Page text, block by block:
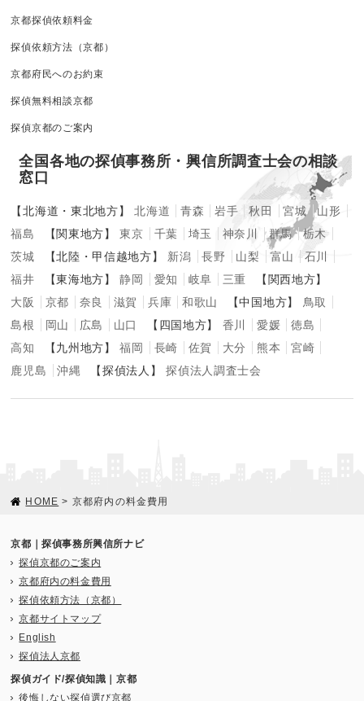
京都探偵依頼料金
探偵依頼方法（京都）
京都府民へのお約束
探偵無料相談京都
探偵京都のご案内
全国各地の探偵事務所・興信所調査士会の相談
窓口
【北海道・東北地方】 北海道 青森 岩手 秋田 宮城
山形
福島
【関東地方】 東京 千葉 埼玉 神奈川 群馬
栃木
茨城
【北陸・甲信越地方】 新潟 長野 山梨 富山
石川
福井
【東海地方】 静岡 愛知 岐阜 三重
【関西地方】
大阪
京都 奈良 滋賀 兵庫 和歌山 【中国地方】
鳥取
島根
岡山 広島 山口 【四国地方】 香川 愛媛
徳島
高知
【九州地方】 福岡 長崎 佐賀 大分 熊本
宮崎
鹿児島
沖縄 【探偵法人】 探偵法人調査士会
HOME > 京都府内の料金費用
京都｜探偵事務所興信所ナビ
探偵京都のご案内
京都府内の料金費用
探偵依頼方法（京都）
京都サイトマップ
English
探偵法人京都
探偵ガイド/探偵知識｜京都
後悔しない探偵選び京都